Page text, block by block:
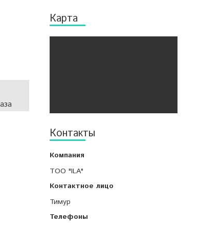
Карта
Контакты
ТОО "ILA"
Тимур